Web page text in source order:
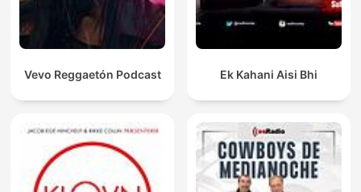
Vevo Reggaetón Podcast Ek Kahani Aisi Bhi